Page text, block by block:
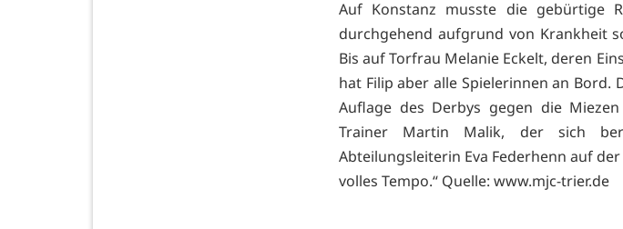
Auf Konstanz musste die gebürtige
durchgehend aufgrund von Krankheit
Bis auf Torfrau Melanie Eckelt, deren
hat Filip aber alle Spielerinnen an
Auflage des Derbys gegen die
Trainer Martin Malik, der sich
Abteilungsleiterin Eva Federhenn auf
volles Tempo.“ Quelle: www.mjc-trier.de